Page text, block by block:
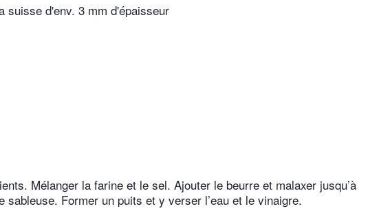
suisse d'env. 3 mm d'épaisseur
Mélanger la farine et le sel. Ajouter le beurre et malaxer jusqu’à
sableuse. Former un puits et y verser l’eau et le vinaigre.